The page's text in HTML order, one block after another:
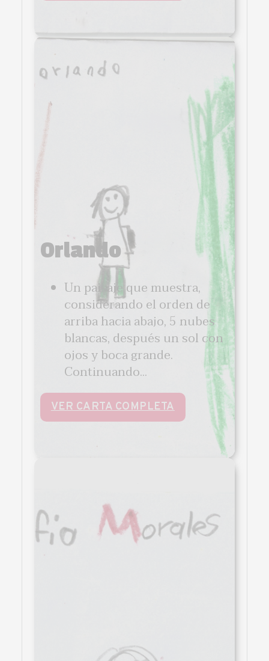
Orlando
Un paisaje que muestra,
considerando el orden de
arriba hacia abajo, 5 nubes
blancas, después un sol con
ojos y boca grande.
Continuando...
VER CARTA COMPLETA